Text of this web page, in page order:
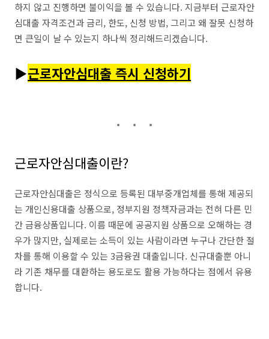
하지 않고 진행하면 불이익을 볼 수 있습니다. 지금부터 근로자안
심대출 자격조건과 금리, 한도, 신청 방법, 그리고 왜 잘못 신청하
면 큰일이 날 수 있는지 하나씩 정리해드리겠습니다.
▶근로자안심대출 즉시 신청하기
근로자안심대출이란?
근로자안심대출은 정식으로 등록된 대부중개업체를 통해 제공되
는 개인신용대출 상품으로, 정부지원 정책자금과는 전혀 다른 민
간 금융상품입니다. 이름 때문에 공공지원 상품으로 오해하는 경
우가 많지만, 실제로는 소득이 있는 사람이라면 누구나 간단한 절
차를 통해 이용할 수 있는 3금융권 대출입니다. 신규대출뿐 아니
라 기존 채무를 대환하는 용도로도 활용 가능하다는 점에서 유용
합니다.